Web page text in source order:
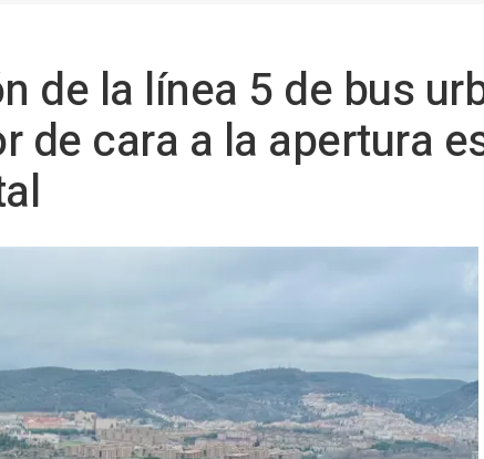
de la línea 5 de bus
de cara a la apertura